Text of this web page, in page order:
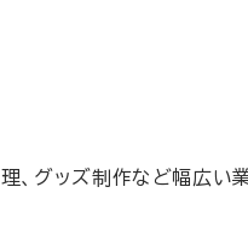
、グッズ制作など幅広